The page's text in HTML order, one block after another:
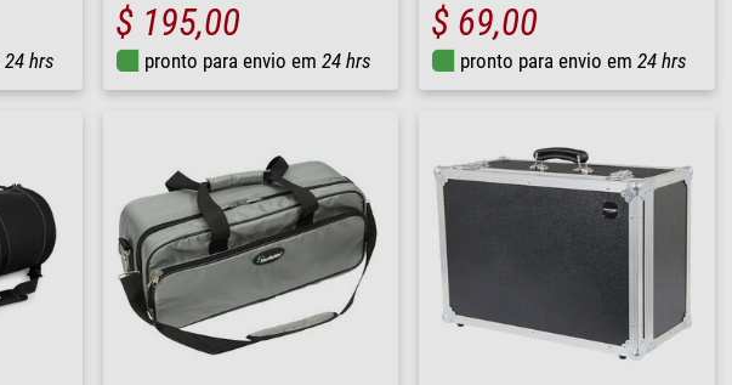
24 hrs
$ 195,00
pronto para envio em 24 hrs
$ 69,00
pronto para envio em 24 hrs